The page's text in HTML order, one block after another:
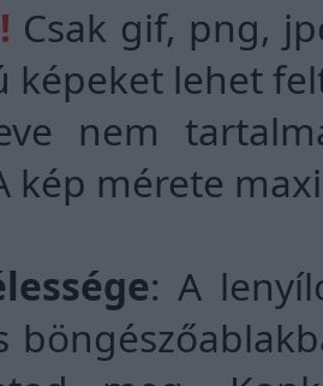
Csak gif, png,
képeket lehet
nem
kép mérete
: A